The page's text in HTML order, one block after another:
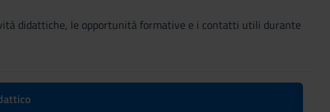
didattiche, le opportunità formative e i contatti utili durante